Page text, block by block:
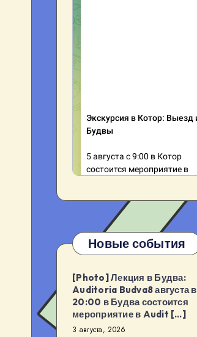
Новые события
[Photo] Лекция в Будва:
Auditoria Budva8 августа в
20:00 в Будва состоится
мероприятие в Audit […]
3 августа, 2026